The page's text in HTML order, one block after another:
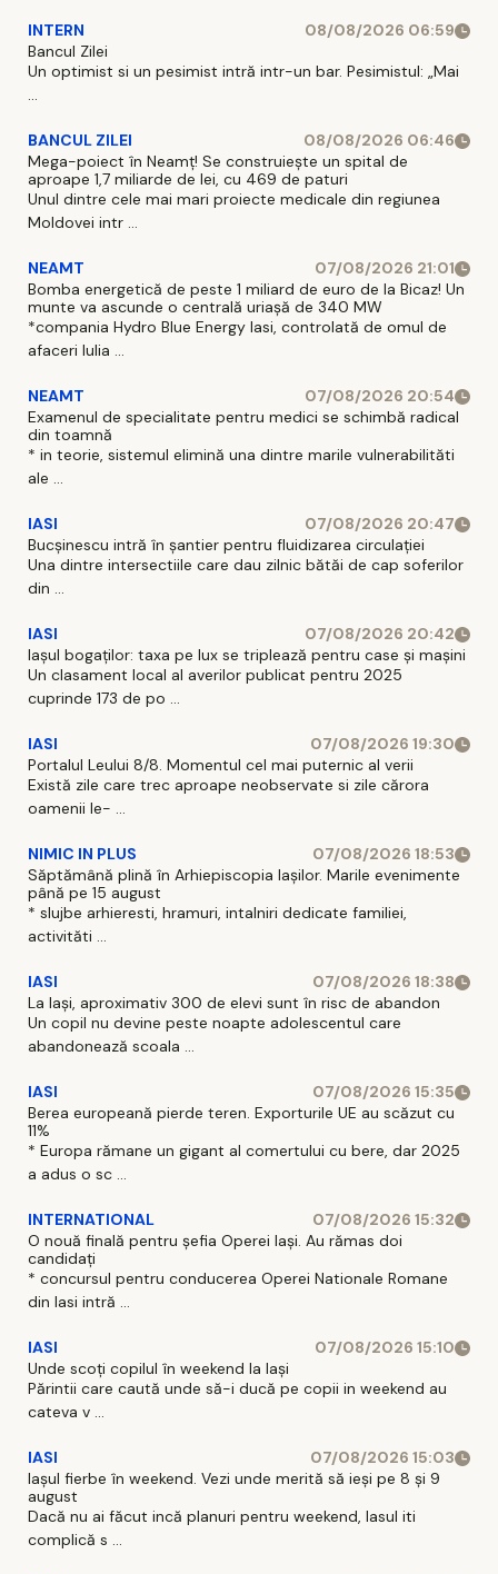
INTERN
08/08/2026 06:59
Bancul Zilei
Un optimist si un pesimist intră intr-un bar. Pesimistul: „Mai
...
BANCUL ZILEI
08/08/2026 06:46
Mega-poiect în Neamț! Se construiește un spital de
aproape 1,7 miliarde de lei, cu 469 de paturi
Unul dintre cele mai mari proiecte medicale din regiunea
Moldovei intr ...
NEAMT
07/08/2026 21:01
Bomba energetică de peste 1 miliard de euro de la Bicaz! Un
munte va ascunde o centrală uriașă de 340 MW
*compania Hydro Blue Energy Iasi, controlată de omul de
afaceri Iulia ...
NEAMT
07/08/2026 20:54
Examenul de specialitate pentru medici se schimbă radical
din toamnă
* in teorie, sistemul elimină una dintre marile vulnerabilităti
ale ...
IASI
07/08/2026 20:47
Bucșinescu intră în șantier pentru fluidizarea circulației
Una dintre intersectiile care dau zilnic bătăi de cap soferilor
din ...
IASI
07/08/2026 20:42
Iașul bogaților: taxa pe lux se triplează pentru case și mașini
Un clasament local al averilor publicat pentru 2025
cuprinde 173 de po ...
IASI
07/08/2026 19:30
Portalul Leului 8/8. Momentul cel mai puternic al verii
Există zile care trec aproape neobservate si zile cărora
oamenii le- ...
NIMIC IN PLUS
07/08/2026 18:53
Săptămână plină în Arhiepiscopia Iașilor. Marile evenimente
până pe 15 august
* slujbe arhieresti, hramuri, intalniri dedicate familiei,
activităti ...
IASI
07/08/2026 18:38
La Iași, aproximativ 300 de elevi sunt în risc de abandon
Un copil nu devine peste noapte adolescentul care
abandonează scoala ...
IASI
07/08/2026 15:35
Berea europeană pierde teren. Exporturile UE au scăzut cu
11%
* Europa rămane un gigant al comertului cu bere, dar 2025
a adus o sc ...
INTERNATIONAL
07/08/2026 15:32
O nouă finală pentru șefia Operei Iași. Au rămas doi
candidați
* concursul pentru conducerea Operei Nationale Romane
din Iasi intră ...
IASI
07/08/2026 15:10
Unde scoți copilul în weekend la Iași
Părintii care caută unde să-i ducă pe copii in weekend au
cateva v ...
IASI
07/08/2026 15:03
Iașul fierbe în weekend. Vezi unde merită să ieși pe 8 și 9
august
Dacă nu ai făcut incă planuri pentru weekend, Iasul iti
complică s ...